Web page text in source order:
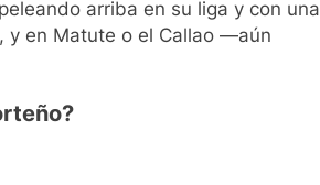
arriba en su liga y con una
y en Matute o el Callao —aún